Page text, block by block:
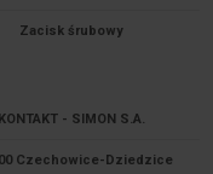
Zacisk śrubowy
KONTAKT - SIMON S.A.
Czechowice-Dziedzice